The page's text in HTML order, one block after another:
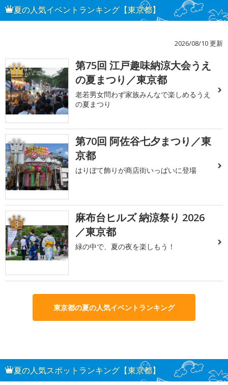
夏の人気イベントランキング【東京都】
2026/08/10 更新
1
第75回 江戸趣味納涼大会うえ
の夏まつり／東京都
老若男女問わず家族みんなで楽しめるうえ
の夏まつり
2
第70回 阿佐谷七夕まつり／東
京都
はりぼて飾りが商店街いっぱいに登場
3
麻布台ヒルズ 納涼祭り 2026
／東京都
緑の中で、夏の夜を楽しもう！
東京都の夏の人気イベントランキング
夏の人気スポットランキング【東京都】